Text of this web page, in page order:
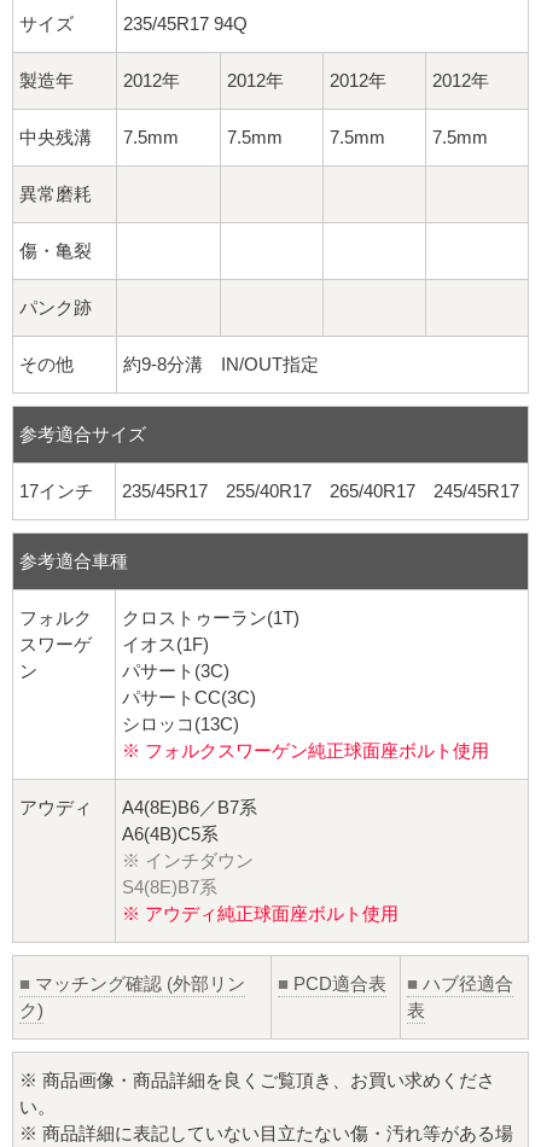
サイズ 235/45R17 94Q
製造年 2012年 2012年 2012年 2012年
中央残溝 7.5mm 7.5mm 7.5mm 7.5mm
異常磨耗
傷・亀裂
パンク跡
その他 約9-8分溝 IN/OUT指定
参考適合サイズ
17インチ 235/45R17 255/40R17 265/40R17 245/45R17
参考適合車種
フォルク
スワーゲ
ン
クロストゥーラン(1T)
イオス(1F)
パサート(3C)
パサートCC(3C)
シロッコ(13C)
※ フォルクスワーゲン純正球面座ボルト使用
アウディ
A4(8E)B6／B7系
A6(4B)C5系
※ インチダウン
S4(8E)B7系
※ アウディ純正球面座ボルト使用
■ マッチング確認 (外部リン
ク)
■ PCD適合表 ■ ハブ径適合
表
※ 商品画像・商品詳細を良くご覧頂き、お買い求めくださ
い。
※ 商品詳細に表記していない目立たない傷・汚れ等がある場